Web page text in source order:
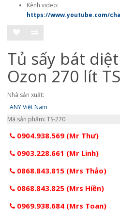
Kênh video:
https://www.youtube.com/
Tủ sấy bát
Ozon 270 lít
Nhà sản xuất:
ANY Việt Nam
Mã sản phẩm: TS-270
0904.938.569 (Mr Thư)
0903.228.661 (Mr Linh)
0868.843.815 (Mrs Thảo)
0868.843.825 (Mrs Hiền)
0969.938.684 (Mrs Toan)